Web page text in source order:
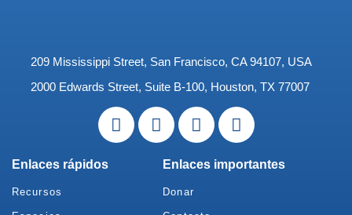
209 Mississippi Street, San Francisco, CA 94107, USA
2000 Edwards Street, Suite B-100, Houston, TX 77007
Enlaces rápidos
Recursos
Enlaces importantes
Donar